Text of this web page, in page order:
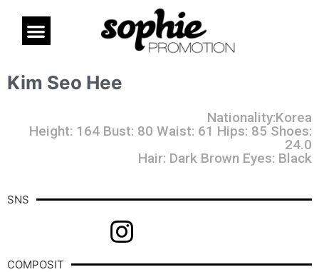
Kim Seo Hee
Nationality:Korea
Height: 164 Bust: 80 Waist: 61 Hips: 85 Shoes:
24.0
Hair: Dark Brown Eyes: Black
SNS
COMPOSIT